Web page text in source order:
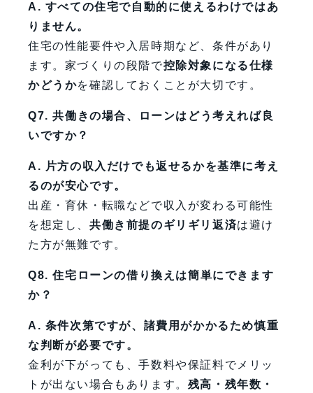
A. すべての住宅で自動的に使えるわけではあ
りません。
住宅の性能要件や入居時期など、条件があり
ます。家づくりの段階で控除対象になる仕様
かどうかを確認しておくことが大切です。
Q7. 共働きの場合、ローンはどう考えれば良
いですか？
A. 片方の収入だけでも返せるかを基準に考え
るのが安心です。
出産・育休・転職などで収入が変わる可能性
を想定し、 共働き前提のギリギリ返済は避け
た方が無難です。
Q8. 住宅ローンの借り換えは簡単にできます
か？
A. 条件次第ですが、諸費用がかかるため慎重
な判断が必要です。
金利が下がっても、手数料や保証料でメリッ
トが出ない場合もあります。 残高・残年数・